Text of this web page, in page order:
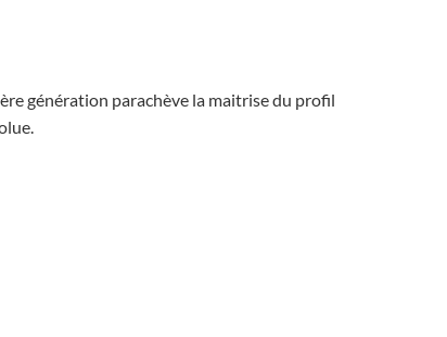
génération parachève la maitrise du profil